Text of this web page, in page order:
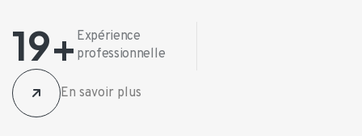
19+ Expérience
professionnelle
En savoir plus